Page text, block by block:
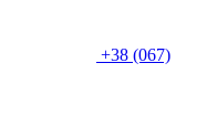
+38 (067)